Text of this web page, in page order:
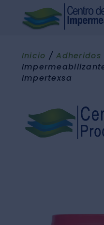
Inicio /Adheridos
Impertexsa